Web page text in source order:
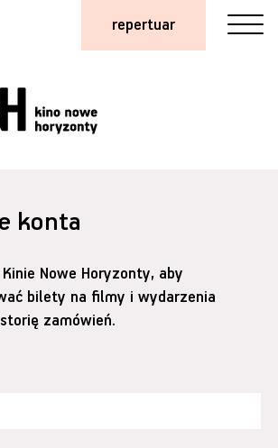
repertuar
konta
Nowe Horyzonty, aby
bilety na filmy i wydarzenia
zamówień.